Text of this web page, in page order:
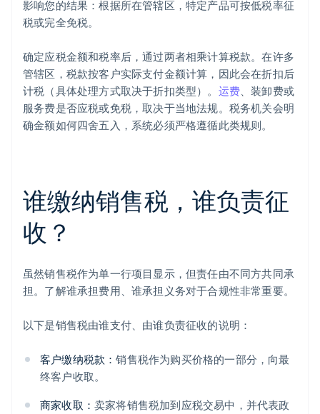
影响您的结果：根据所在管辖区，特定产品可按低税率征
税或完全免税。
确定应税金额和税率后，通过两者相乘计算税款。在许多
管辖区，税款按客户实际支付金额计算，因此会在折扣后
计税（具体处理方式取决于折扣类型）。 运费、装卸费或
服务费是否应税或免税，取决于当地法规。税务机关会明
确金额如何四舍五入，系统必须严格遵循此类规则。
谁缴纳销售税，谁负责征
收？
虽然销售税作为单一行项目显示，但责任由不同方共同承
担。了解谁承担费用、谁承担义务对于合规性非常重要。
以下是销售税由谁支付、由谁负责征收的说明：
客户缴纳税款：销售税作为购买价格的一部分，向最
终客户收取。
商家收取： 卖家将销售税加到应税交易中，并代表政